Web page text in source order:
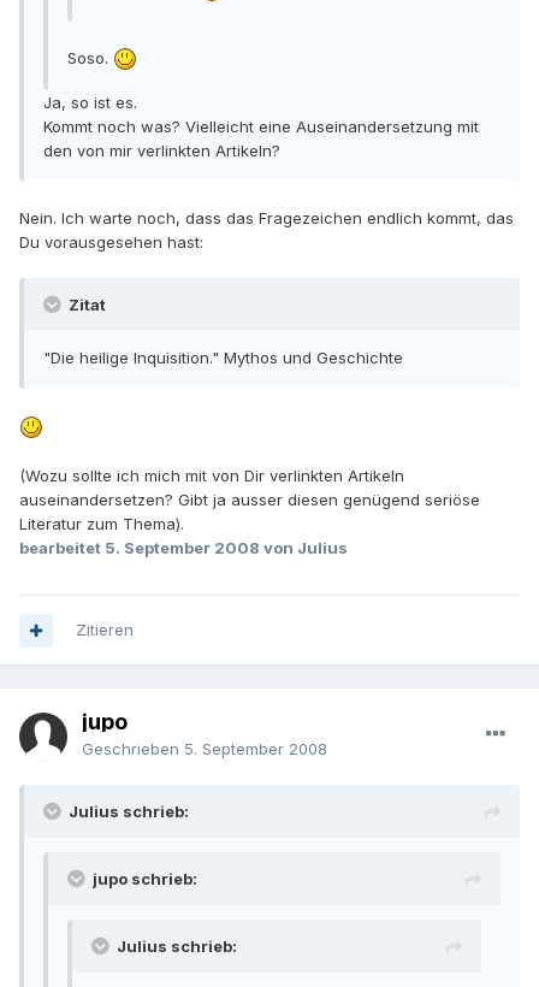
Soso.
Ja, so ist es.
Kommt noch was? Vielleicht eine Auseinandersetzung mit
den von mir verlinkten Artikeln?
Nein. Ich warte noch, dass das Fragezeichen endlich kommt, das
Du vorausgesehen hast:
Zitat
"Die heilige Inquisition." Mythos und Geschichte
(Wozu sollte ich mich mit von Dir verlinkten Artikeln
auseinandersetzen? Gibt ja ausser diesen genügend seriöse
Literatur zum Thema).
bearbeitet 5. September 2008 von Julius
Zitieren
jupo
Geschrieben 5. September 2008
Julius schrieb:
jupo schrieb:
Julius schrieb: